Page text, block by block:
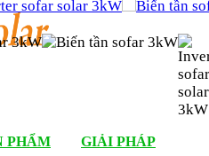
PHẨM GIẢI PHÁP